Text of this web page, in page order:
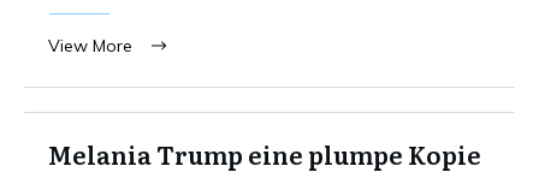
View More
Melania Trump eine plumpe Kopie